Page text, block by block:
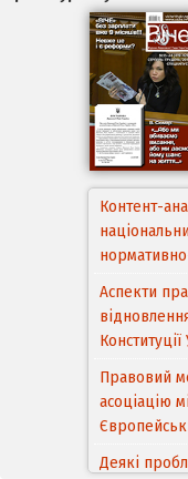
Контент-
Аспекти
Правовий
асоціацію
Деякі